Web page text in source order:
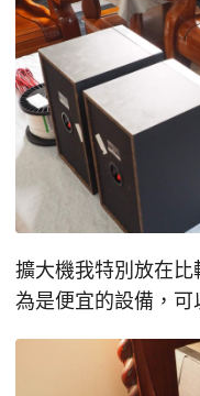
擴大機我特別放在
為是便宜的設備，可